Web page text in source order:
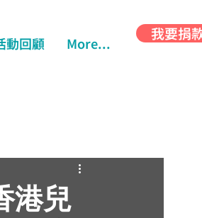
動回顧 More...
我要捐
港兒